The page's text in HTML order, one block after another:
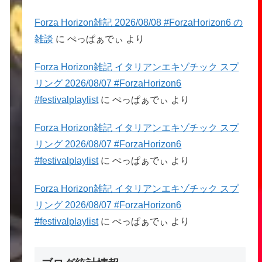
Forza Horizon雑記 2026/08/08 #ForzaHorizon6 の
雑談 にぺっぱぁでぃ より
Forza Horizon雑記 イタリアンエキゾチック スプ
リング 2026/08/07 #ForzaHorizon6
#festivalplaylistにぺっぱぁでぃ より
Forza Horizon雑記 イタリアンエキゾチック スプ
リング 2026/08/07 #ForzaHorizon6
#festivalplaylistにぺっぱぁでぃ より
Forza Horizon雑記 イタリアンエキゾチック スプ
リング 2026/08/07 #ForzaHorizon6
#festivalplaylistにぺっぱぁでぃ より